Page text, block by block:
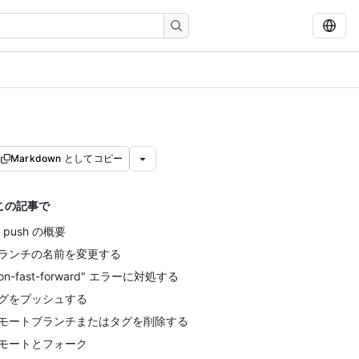
Markdown としてコピー
の記事で
の概要
ンチの名前を変更する
fast-forward" エラーに対処する
をプッシュする
ートブランチまたはタグを削除する
ートとフォーク